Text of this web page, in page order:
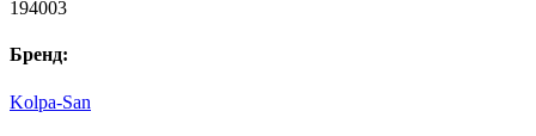
194003
Бренд:
Kolpa-San